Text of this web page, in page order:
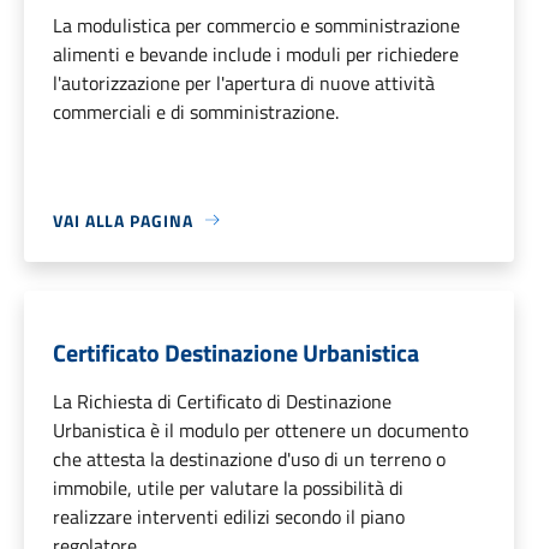
La modulistica per commercio e somministrazione
alimenti e bevande include i moduli per richiedere
l'autorizzazione per l'apertura di nuove attività
commerciali e di somministrazione.
VAI ALLA PAGINA
Certificato Destinazione Urbanistica
La Richiesta di Certificato di Destinazione
Urbanistica è il modulo per ottenere un documento
che attesta la destinazione d'uso di un terreno o
immobile, utile per valutare la possibilità di
realizzare interventi edilizi secondo il piano